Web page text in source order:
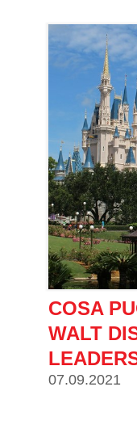
COSA
WALT
07.09.2021